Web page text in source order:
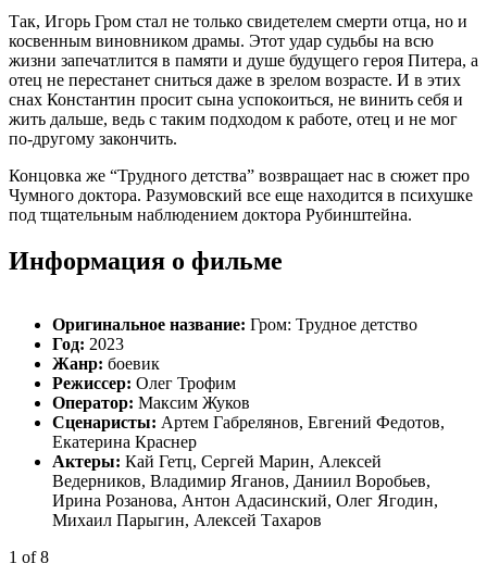
Так, Игорь Гром стал не только свидетелем смерти отца, но и
косвенным виновником драмы. Этот удар судьбы на всю
жизни запечатлится в памяти и душе будущего героя Питера, а
отец не перестанет сниться даже в зрелом возрасте. И в этих
снах Константин просит сына успокоиться, не винить себя и
жить дальше, ведь с таким подходом к работе, отец и не мог
по-другому закончить.
Концовка же “Трудного детства” возвращает нас в сюжет про
Чумного доктора. Разумовский все еще находится в психушке
под тщательным наблюдением доктора Рубинштейна.
Информация о фильме
Оригинальное название: Гром: Трудное детство
Год: 2023
Жанр: боевик
Режиссер: Олег Трофим
Оператор: Максим Жуков
Сценаристы: Артем Габрелянов, Евгений Федотов,
Екатерина Краснер
Актеры: Кай Гетц, Сергей Марин, Алексей
Ведерников, Владимир Яганов, Даниил Воробьев,
Ирина Розанова, Антон Адасинский, Олег Ягодин,
Михаил Парыгин, Алексей Тахаров
1 of 8